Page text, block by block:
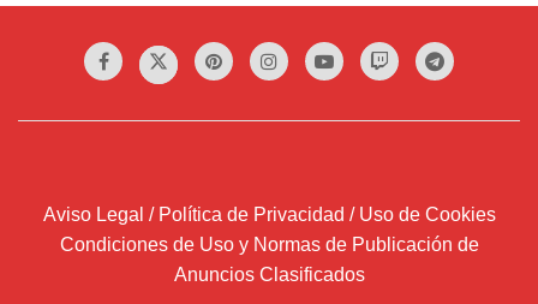
Aviso Legal / Política de Privacidad / Uso de Cookies
Condiciones de Uso y Normas de Publicación de
Anuncios Clasificados